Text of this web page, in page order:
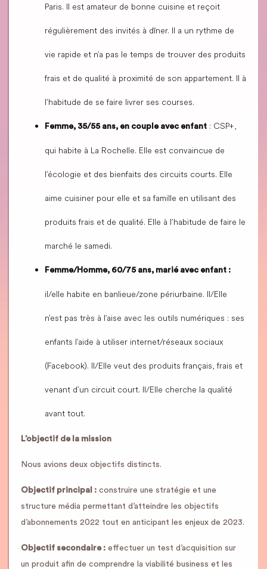
Paris. Il est amateur de bonne cuisine et reçoit
régulièrement des invités à dîner. Il a un rythme de
vie rapide et n’a pas le temps de trouver des produits
frais et de qualité à proximité de son appartement. Il à
l’habitude de se faire livrer ses courses.
Femme, 35/55 ans, en couple avec enfant : CSP+,
qui habite à La Rochelle. Elle est convaincue de
l’écologie et des bienfaits des circuits courts. Elle
aime cuisiner pour elle et sa famille en utilisant des
produits frais et de qualité. Elle à l’habitude de faire le
marché le samedi.
Femme/Homme, 60/75 ans, marié avec enfant :
il/elle habite en banlieue/zone périurbaine. Il/Elle
n’est pas très à l’aise avec les outils numériques : ses
enfants l’aide à utiliser internet/réseaux sociaux
(Facebook). Il/Elle veut des produits français, frais et
venant d’un circuit court. Il/Elle cherche la qualité
avant tout.
L’objectif de la mission
Nous avions deux objectifs distincts.
Objectif principal : construire une stratégie et une
structure média permettant d’atteindre les objectifs
d’abonnements 2022 tout en anticipant les enjeux de 2023.
Objectif secondaire : effectuer un test d’acquisition sur
un produit afin de comprendre la viabilité business et les